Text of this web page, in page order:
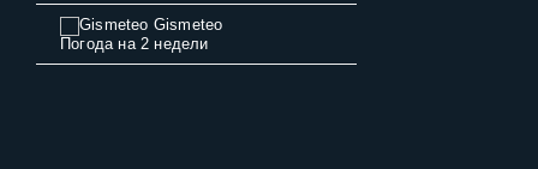
Gismeteo
Погода на 2 недели